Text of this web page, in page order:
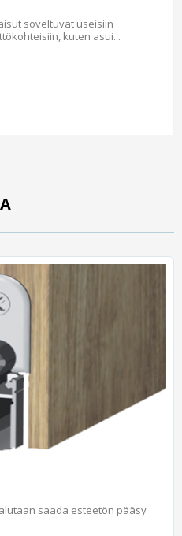
soveltuvat useisiin
kuten asui...
saada esteetön pääsy